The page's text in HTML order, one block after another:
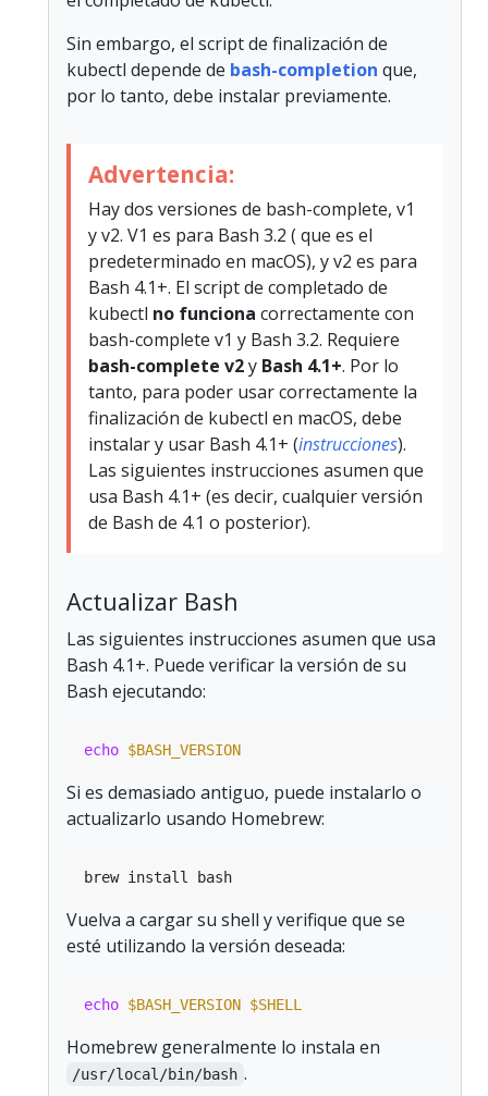
Sin embargo, el script de finalización de
kubectl depende de bash-completion que,
por lo tanto, debe instalar previamente.
Advertencia:
Hay dos versiones de bash-complete, v1
y v2. V1 es para Bash 3.2 ( que es el
predeterminado en macOS), y v2 es para
Bash 4.1+. El script de completado de
kubectl no funciona correctamente con
bash-complete v1 y Bash 3.2. Requiere
bash-complete v2y Bash 4.1+. Por lo
tanto, para poder usar correctamente la
finalización de kubectl en macOS, debe
instalar y usar Bash 4.1+ (instrucciones).
Las siguientes instrucciones asumen que
usa Bash 4.1+ (es decir, cualquier versión
de Bash de 4.1 o posterior).
Actualizar Bash
Las siguientes instrucciones asumen que usa
Bash 4.1+. Puede verificar la versión de su
Bash ejecutando:
echo $BASH_VERSION
Si es demasiado antiguo, puede instalarlo o
actualizarlo usando Homebrew:
Vuelva a cargar su shell y verifique que se
esté utilizando la versión deseada:
echo $BASH_VERSION $SHELL
Homebrew generalmente lo instala en
/usr/local/bin/bash .